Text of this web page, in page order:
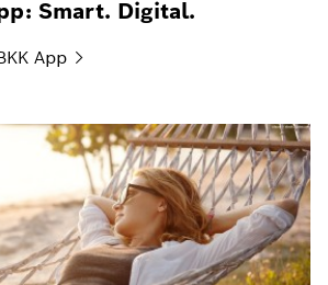
Smart. Digital.
App